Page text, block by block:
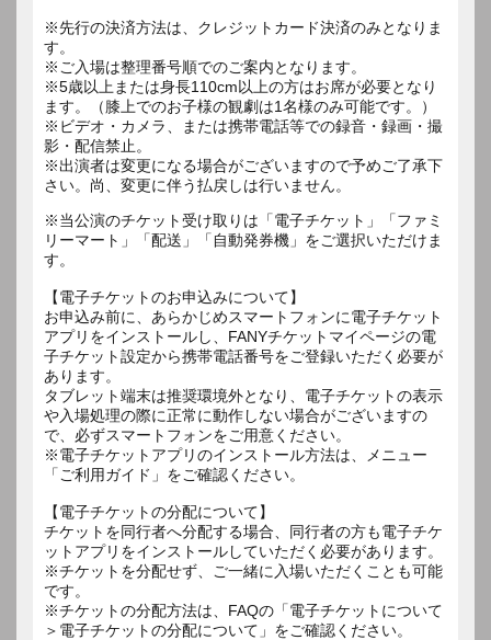
※先行の決済方法は、クレジットカード決済のみとなりま
す。
※ご入場は整理番号順でのご案内となります。
※5歳以上または身長110cm以上の方はお席が必要となり
ます。（膝上でのお子様の観劇は1名様のみ可能です。）
※ビデオ・カメラ、または携帯電話等での録音・録画・撮
影・配信禁止。
※出演者は変更になる場合がございますので予めご了承下
※当公演のチケット受け取りは「電子チケット」「ファミ
リーマート」「配送」「自動発券機」をご選択いただけま
す。
【電子チケットのお申込みについて】
お申込み前に、あらかじめスマートフォンに電子チケット
アプリをインストールし、FANYチケットマイページの電
子チケット設定から携帯電話番号をご登録いただく必要が
あります。
タブレット端末は推奨環境外となり、電子チケットの表示
や入場処理の際に正常に動作しない場合がございますの
で、必ずスマートフォンをご用意ください。
※電子チケットアプリのインストール方法は、メニュー
「ご利用ガイド」をご確認ください。
【電子チケットの分配について】
チケットを同行者へ分配する場合、同行者の方も電子チケ
ットアプリをインストールしていただく必要があります。
※チケットを分配せず、ご一緒に入場いただくことも可能
です。
※チケットの分配方法は、FAQの「電子チケットについて
＞電子チケットの分配について」をご確認ください。